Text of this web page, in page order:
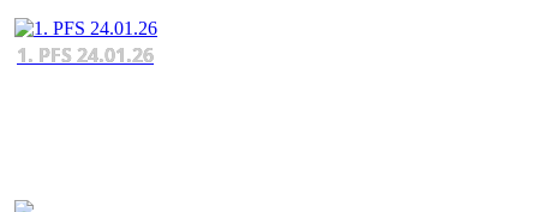
1. PFS 24.01.26